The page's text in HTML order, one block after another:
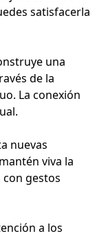
satisfacerla
una
de la
La conexión
nuevas
viva la
gestos
a los